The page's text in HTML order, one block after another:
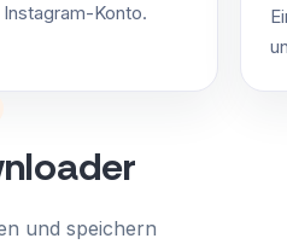
Konto.
und speichern